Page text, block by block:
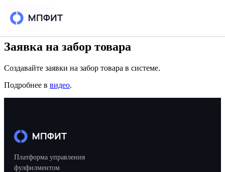
Возможности
Интеграции
Тарифы
Блог
Кейсы
30 мая 2024 г.
Заявка на забор товара
Создавайте заявки на забор товара в системе.
Подробнее в видео.
Платформа управления
фулфилментом